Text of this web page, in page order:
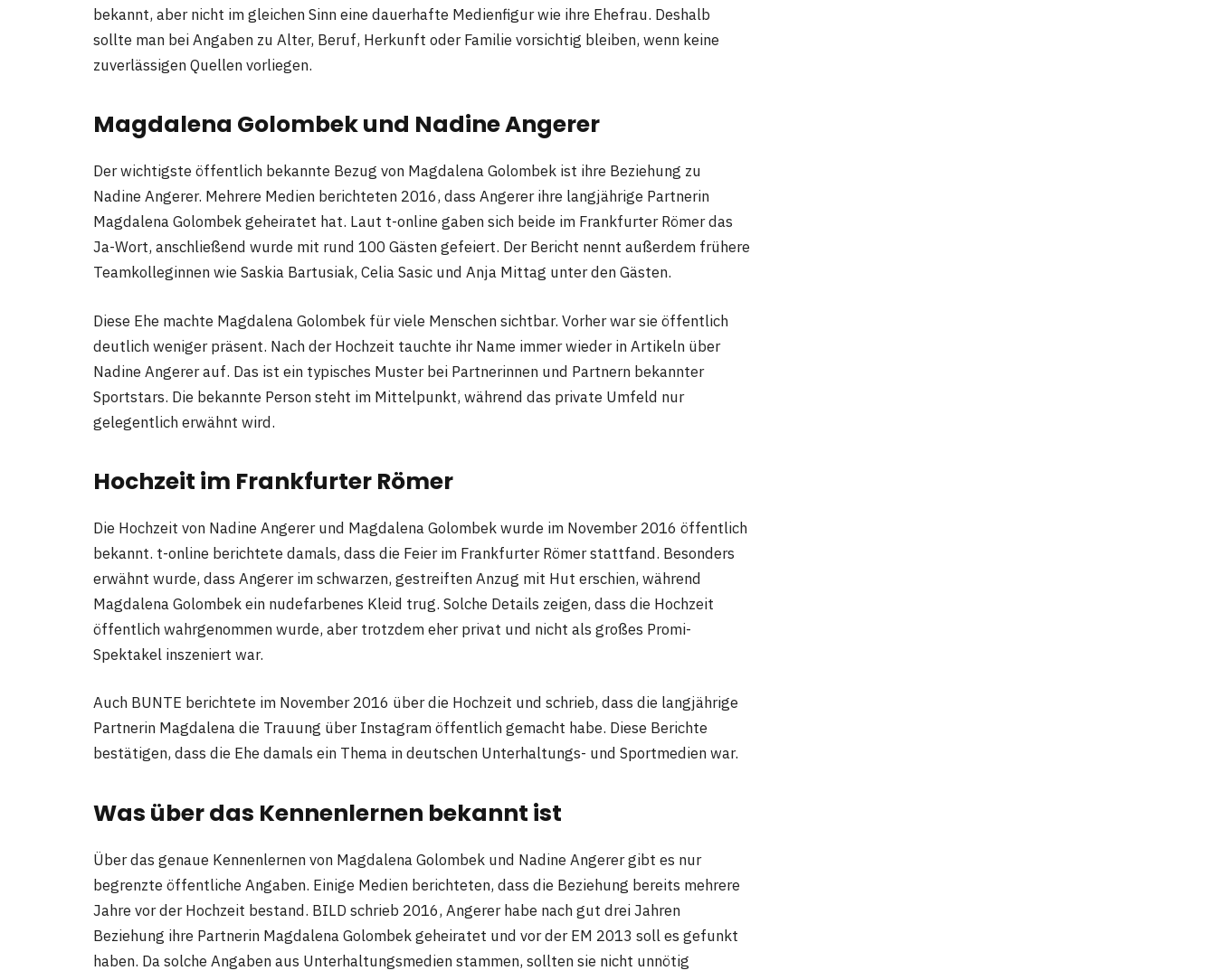
bekannt, aber nicht im gleichen Sinn eine dauerhafte Medienfigur wie ihre Ehefrau. Deshalb
sollte man bei Angaben zu Alter, Beruf, Herkunft oder Familie vorsichtig bleiben, wenn keine
zuverlässigen Quellen vorliegen.
Magdalena Golombek und Nadine Angerer
Der wichtigste öffentlich bekannte Bezug von Magdalena Golombek ist ihre Beziehung zu
Nadine Angerer. Mehrere Medien berichteten 2016, dass Angerer ihre langjährige Partnerin
Magdalena Golombek geheiratet hat. Laut t-online gaben sich beide im Frankfurter Römer das
Ja-Wort, anschließend wurde mit rund 100 Gästen gefeiert. Der Bericht nennt außerdem frühere
Teamkolleginnen wie Saskia Bartusiak, Celia Sasic und Anja Mittag unter den Gästen.
Diese Ehe machte Magdalena Golombek für viele Menschen sichtbar. Vorher war sie öffentlich
deutlich weniger präsent. Nach der Hochzeit tauchte ihr Name immer wieder in Artikeln über
Nadine Angerer auf. Das ist ein typisches Muster bei Partnerinnen und Partnern bekannter
Sportstars. Die bekannte Person steht im Mittelpunkt, während das private Umfeld nur
gelegentlich erwähnt wird.
Hochzeit im Frankfurter Römer
Die Hochzeit von Nadine Angerer und Magdalena Golombek wurde im November 2016 öffentlich
bekannt. t-online berichtete damals, dass die Feier im Frankfurter Römer stattfand. Besonders
erwähnt wurde, dass Angerer im schwarzen, gestreiften Anzug mit Hut erschien, während
Magdalena Golombek ein nudefarbenes Kleid trug. Solche Details zeigen, dass die Hochzeit
öffentlich wahrgenommen wurde, aber trotzdem eher privat und nicht als großes Promi-
Spektakel inszeniert war.
Auch BUNTE berichtete im November 2016 über die Hochzeit und schrieb, dass die langjährige
Partnerin Magdalena die Trauung über Instagram öffentlich gemacht habe. Diese Berichte
bestätigen, dass die Ehe damals ein Thema in deutschen Unterhaltungs- und Sportmedien war.
Was über das Kennenlernen bekannt ist
Über das genaue Kennenlernen von Magdalena Golombek und Nadine Angerer gibt es nur
begrenzte öffentliche Angaben. Einige Medien berichteten, dass die Beziehung bereits mehrere
Jahre vor der Hochzeit bestand. BILD schrieb 2016, Angerer habe nach gut drei Jahren
Beziehung ihre Partnerin Magdalena Golombek geheiratet und vor der EM 2013 soll es gefunkt
haben. Da solche Angaben aus Unterhaltungsmedien stammen, sollten sie nicht unnötig